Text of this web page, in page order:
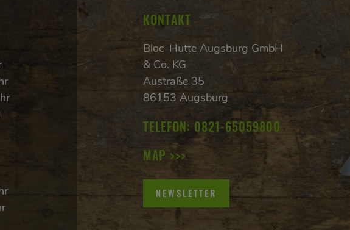
KONTAKT
Bloc-Hütte Augsburg GmbH
& Co. KG
Austraße 35
86153 Augsburg
TELEFON: 0821-65059800
MAP >>>
NEWSLETTER